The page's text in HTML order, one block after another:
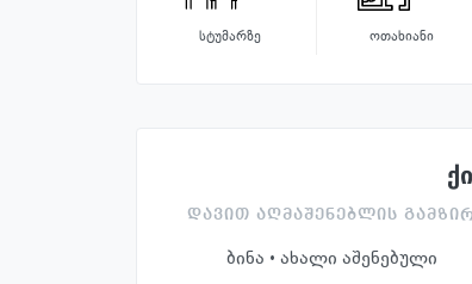
სტუმარზე ოთახიანი
დავით აღმაშენებლის
ბინა · ახალი აშენებული